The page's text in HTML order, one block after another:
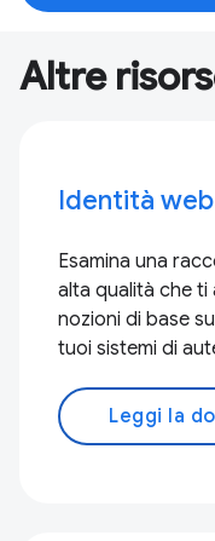
Altre
Identità web
Esamina una
alta qualità che
nozioni di base
tuoi sistemi di
Leggi la